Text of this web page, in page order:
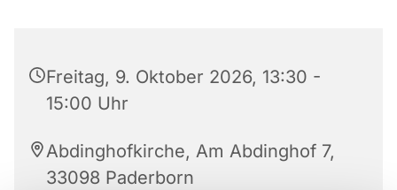
Freitag, 9. Oktober 2026, 13:30 -
15:00 Uhr
Abdinghofkirche, Am Abdinghof 7,
33098 Paderborn